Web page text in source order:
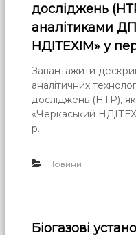
досліджень
аналітиками
НДІТЕХІМ» у
Завантажити
аналітичних
досліджень (НТР),
«Черкаський
р.
Новини
Біогазові